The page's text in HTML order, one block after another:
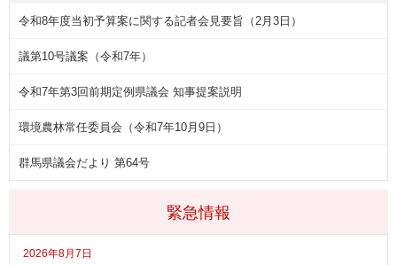
緊急情報
2026年8月7日
令和8年度当初予算案に関する記者会見要旨（2月3日）
議第10号議案（令和7年）
令和7年第3回前期定例県議会 知事提案説明
環境農林常任委員会（令和7年10月9日）
群馬県議会だより 第64号